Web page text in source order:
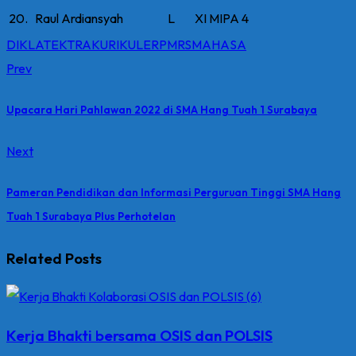
20. Raul Ardiansyah L
XI MIPA 4
DIKLATEKTRAKURIKULERPMRSMAHASA
Prev
Upacara Hari Pahlawan 2022 di SMA Hang Tuah 1 Surabaya
Next
Pameran Pendidikan dan Informasi Perguruan Tinggi SMA Hang
Tuah 1 Surabaya Plus Perhotelan
Related Posts
Kerja Bhakti bersama OSIS dan POLSIS